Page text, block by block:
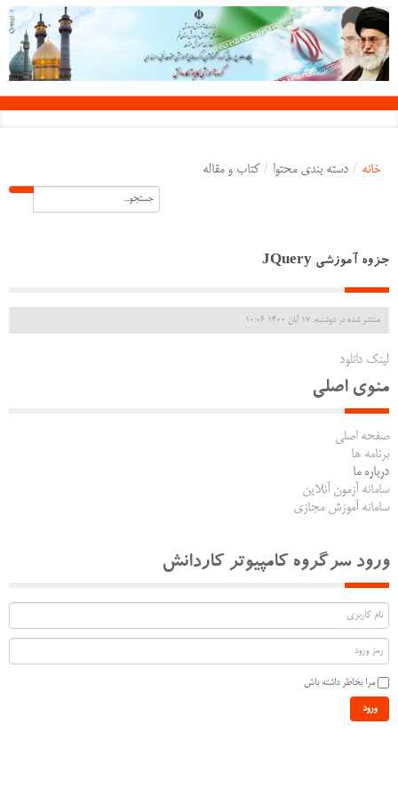
خانه / دسته بندی محتوا / کتاب و مقاله
جزوه آموزشی JQuery
منتشر شده در دوشنبه, 17 آبان 1400 10:06
لینک دانلود
منوی اصلی
صفحه اصلی
برنامه ها
درباره ما
سامانه آزمون آنلاین
سامانه آموزش مجازی
ورود سرگروه کامپیوتر کاردانش
مرا بخاطر داشته باش
ورود